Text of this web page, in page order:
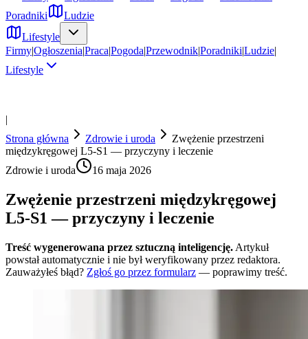
Poradniki
Ludzie
Lifestyle
Firmy|Ogłoszenia|Praca|Pogoda|Przewodnik|Poradniki|Ludzie|
Lifestyle
|
Strona główna
Zdrowie i uroda
Zwężenie przestrzeni
międzykręgowej L5-S1 — przyczyny i leczenie
Zdrowie i uroda
16 maja 2026
Zwężenie przestrzeni międzykręgowej
L5-S1 — przyczyny i leczenie
Treść wygenerowana przez sztuczną inteligencję. Artykuł
powstał automatycznie i nie był weryfikowany przez redaktora.
Zauważyłeś błąd? Zgłoś go przez formularz — poprawimy treść.